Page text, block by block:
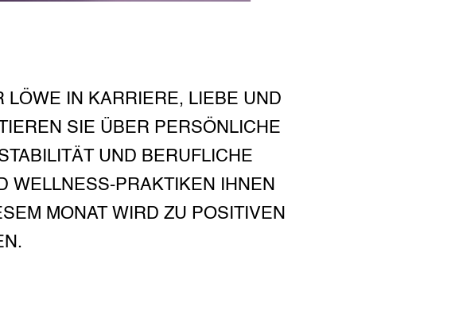
LÖWE IN KARRIERE, LIEBE UND
SIE ÜBER PERSÖNLICHE
UND BERUFLICHE
WELLNESS-PRAKTIKEN IHNEN
MONAT WIRD ZU POSITIVEN